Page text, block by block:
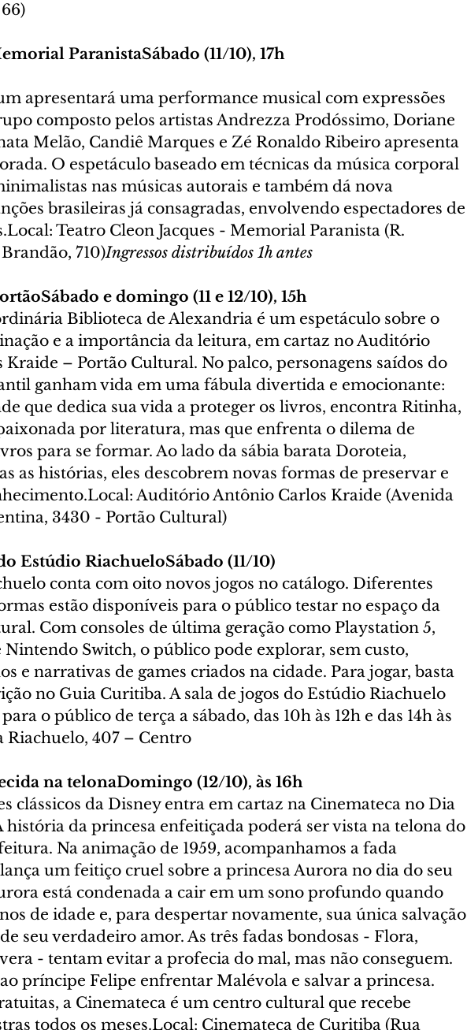
ParanistaSábado (11/10), 17h
apresentará uma performance musical com expressões
composto pelos artistas Andrezza Prodóssimo, Doriane
Melão, Candiê Marques e Zé Ronaldo Ribeiro apresenta
O espetáculo baseado em técnicas da música corporal
nas músicas autorais e também dá nova
brasileiras já consagradas, envolvendo espectadores de
Teatro Cleon Jacques - Memorial Paranista (R.
710)Ingressos distribuídos 1h antes
e domingo (11 e 12/10), 15h
Biblioteca de Alexandria é um espetáculo sobre o
e a importância da leitura, em cartaz no Auditório
– Portão Cultural. No palco, personagens saídos do
ganham vida em uma fábula divertida e emocionante:
que dedica sua vida a proteger os livros, encontra Ritinha,
por literatura, mas que enfrenta o dilema de
para se formar. Ao lado da sábia barata Doroteia,
as histórias, eles descobrem novas formas de preservar e
Auditório Antônio Carlos Kraide (Avenida
3430 - Portão Cultural)
Estúdio RiachueloSábado (11/10)
conta com oito novos jogos no catálogo. Diferentes
estão disponíveis para o público testar no espaço da
Com consoles de última geração como Playstation 5,
Nintendo Switch, o público pode explorar, sem custo,
e narrativas de games criados na cidade. Para jogar, basta
no Guia Curitiba. A sala de jogos do Estúdio Riachuelo
o público de terça a sábado, das 10h às 12h e das 14h às
Riachuelo, 407 – Centro
na telonaDomingo (12/10), às 16h
clássicos da Disney entra em cartaz na Cinemateca no Dia
história da princesa enfeitiçada poderá ser vista na telona do
Na animação de 1959, acompanhamos a fada
um feitiço cruel sobre a princesa Aurora no dia do seu
está condenada a cair em um sono profundo quando
de idade e, para despertar novamente, sua única salvação
seu verdadeiro amor. As três fadas bondosas - Flora,
- tentam evitar a profecia do mal, mas não conseguem.
príncipe Felipe enfrentar Malévola e salvar a princesa.
a Cinemateca é um centro cultural que recebe
todos os meses.Local: Cinemateca de Curitiba (Rua